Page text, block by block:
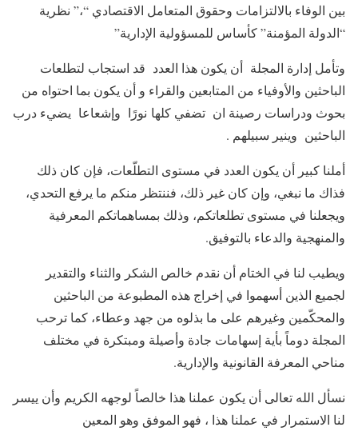
بين الوفاء بالالتزامات وحقوق المتعامل الاقتصادي “،” نظرية
“الدولة المؤمنة” كأساس للمسؤولية الإدارية”
وتأمل إدارة المجلة أن يكون هذا العدد قد استجاب لتطلعات
الباحثين والأوفياء من المتابعين والقراء و أن يكون بما احتواه من
بحوث ودراسات رصينة ان تضفي كلها نورًا وإشعاعا يضيء درب
الباحثين وينير سبيلهم .
أملنا كبير أن يكون العدد في مستوى التطلّعات، فإن كان ذلك
فذاك ما نبغي، وإن كان غير ذلك، فننتظر منكم ما يرفع التحدي،
ويجعلنا في مستوى تطلعاتكم، وذلك بمساهماتكم المعرفية
والمنهجية والدعاء بالتوفيق.
ويطيب لنا في الختام أن نقدم خالص الشكر والثناء والتقدير
لجميع الذين أسهموا في إخراج هذه المطبوعة من الباحثين
والمحكّمين وغيرهم على ما بذلوه من جهد وعطاء، كما ترحب
المجلة دوماً بأية إسهامات جادة وأصيلة ومبتكرة في مختلف
مناحي المعرفة القانونية والإدارية.
نسأل الله تعالى أن يكون عملنا هذا خالصاً لوجهه الكريم وأن ييسر
لنا الاستمرار في عملنا هذا ، فهو الموفق وهو المعين